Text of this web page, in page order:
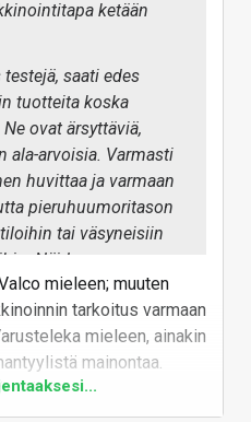
ketään
saati edes
tuotteita koska
ovat ärsyttäviä,
ala-arvoisia. Varmasti
huvittaa ja varmaan
pieruhuumoritason
tai väsyneisiin
Näiden
näyttää seisovan
joihin sinulla on
mieleen; muuten
tarkoitus varmaan
mieleen, ainakin
mainontaa.
erilaiset.